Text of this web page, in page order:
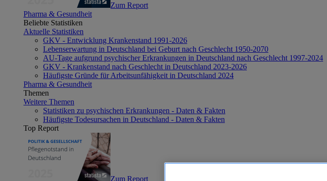
Zum Report
Pharma & Gesundheit
Beliebte Statistiken
Aktuelle Statistiken
GKV - Entwicklung Krankenstand 1991-2026
Lebenserwartung in Deutschland bei Geburt nach Geschlecht 1950-2070
AU-Tage aufgrund psychischer Erkrankungen in Deutschland nach Geschlecht 1997-2024
GKV - Krankenstand nach Geschlecht in Deutschland 2023-2026
Häufigste Gründe für Arbeitsunfähigkeit in Deutschland 2024
Pharma & Gesundheit
Themen
Weitere Themen
Statistiken zu psychischen Erkrankungen - Daten & Fakten
Häufigste Todesursachen in Deutschland - Daten & Fakten
Top Report
Zum Report